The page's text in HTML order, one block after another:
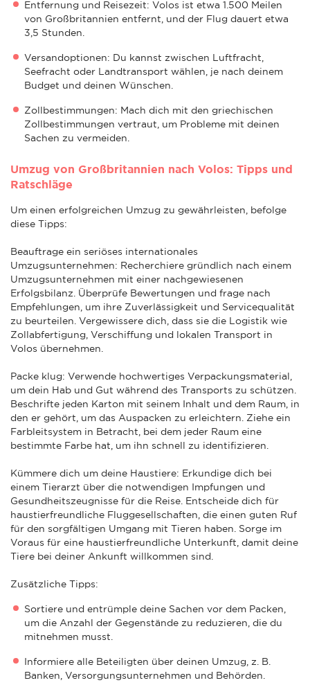
Entfernung und Reisezeit: Volos ist etwa 1.500 Meilen
von Großbritannien entfernt, und der Flug dauert etwa
3,5 Stunden.
Versandoptionen: Du kannst zwischen Luftfracht,
Seefracht oder Landtransport wählen, je nach deinem
Budget und deinen Wünschen.
Zollbestimmungen: Mach dich mit den griechischen
Zollbestimmungen vertraut, um Probleme mit deinen
Sachen zu vermeiden.
Umzug von Großbritannien nach Volos: Tipps und
Ratschläge
Um einen erfolgreichen Umzug zu gewährleisten, befolge
diese Tipps:
Beauftrage ein seriöses internationales
Umzugsunternehmen: Recherchiere gründlich nach einem
Umzugsunternehmen mit einer nachgewiesenen
Erfolgsbilanz. Überprüfe Bewertungen und frage nach
Empfehlungen, um ihre Zuverlässigkeit und Servicequalität
zu beurteilen. Vergewissere dich, dass sie die Logistik wie
Zollabfertigung, Verschiffung und lokalen Transport in
Volos übernehmen.
Packe klug: Verwende hochwertiges Verpackungsmaterial,
um dein Hab und Gut während des Transports zu schützen.
Beschrifte jeden Karton mit seinem Inhalt und dem Raum, in
den er gehört, um das Auspacken zu erleichtern. Ziehe ein
Farbleitsystem in Betracht, bei dem jeder Raum eine
bestimmte Farbe hat, um ihn schnell zu identifizieren.
Kümmere dich um deine Haustiere: Erkundige dich bei
einem Tierarzt über die notwendigen Impfungen und
Gesundheitszeugnisse für die Reise. Entscheide dich für
haustierfreundliche Fluggesellschaften, die einen guten Ruf
für den sorgfältigen Umgang mit Tieren haben. Sorge im
Voraus für eine haustierfreundliche Unterkunft, damit deine
Tiere bei deiner Ankunft willkommen sind.
Zusätzliche Tipps:
Sortiere und entrümple deine Sachen vor dem Packen,
um die Anzahl der Gegenstände zu reduzieren, die du
mitnehmen musst.
Informiere alle Beteiligten über deinen Umzug, z. B.
Banken, Versorgungsunternehmen und Behörden.